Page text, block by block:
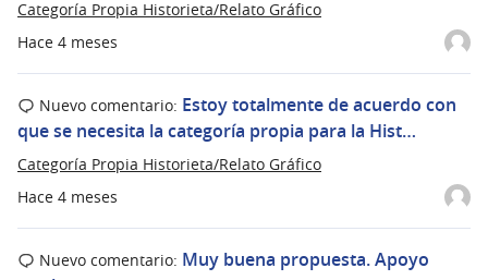
Hace 4 meses
Categoría Propia Historieta/Relato Gráfico
Hace 4 meses
Nuevo comentario: Estoy totalmente de acuerdo con
que se necesita la categoría propia para la Hist…
Categoría Propia Historieta/Relato Gráfico
Nuevo comentario: Muy buena propuesta. Apoyo